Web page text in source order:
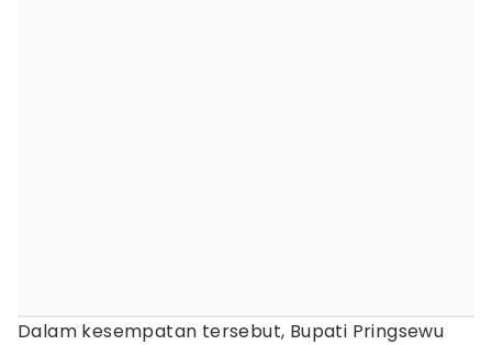
Dalam kesempatan tersebut, Bupati Pringsewu